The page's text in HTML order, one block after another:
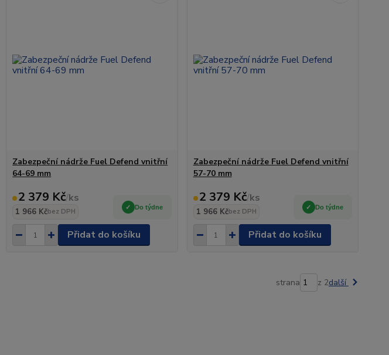
Zabezpeční nádrže Fuel Defend vnitřní
64-69 mm
2 379 Kč/ks
1 966 Kčbez DPH
Do týdne
Přidat do košíku
Zabezpeční nádrže Fuel Defend vnitřní
57-70 mm
2 379 Kč/ks
1 966 Kčbez DPH
Do týdne
Přidat do košíku
strana z 2další